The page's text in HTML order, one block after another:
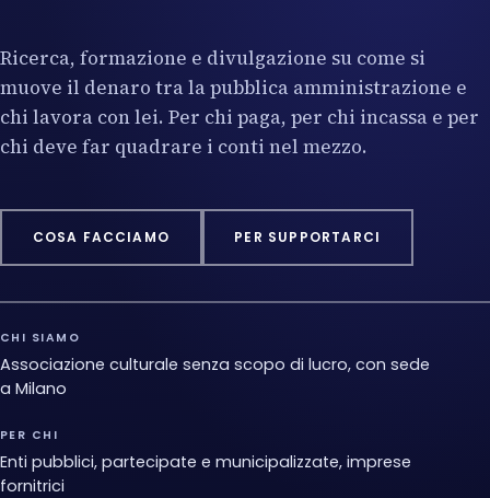
Ricerca, formazione e divulgazione su come si
muove il denaro tra la pubblica amministrazione e
chi lavora con lei. Per chi paga, per chi incassa e per
chi deve far quadrare i conti nel mezzo.
COSA FACCIAMO PER SUPPORTARCI
CHI SIAMO
Associazione culturale senza scopo di lucro, con sede
a Milano
PER CHI
Enti pubblici, partecipate e municipalizzate, imprese
fornitrici